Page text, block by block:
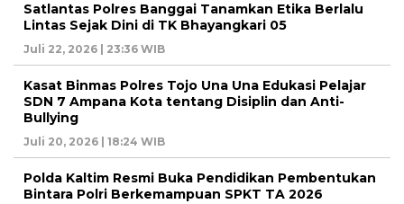
Satlantas Polres Banggai Tanamkan Etika Berlalu
Lintas Sejak Dini di TK Bhayangkari 05
Juli 22, 2026 | 23:36 WIB
Kasat Binmas Polres Tojo Una Una Edukasi Pelajar
SDN 7 Ampana Kota tentang Disiplin dan Anti-
Bullying
Juli 20, 2026 | 18:24 WIB
Polda Kaltim Resmi Buka Pendidikan Pembentukan
Bintara Polri Berkemampuan SPKT TA 2026